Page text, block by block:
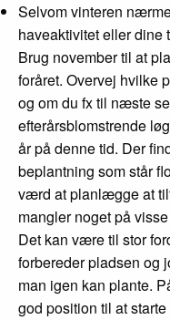
Selvom vinteren
haveaktivitet eller dine
Brug november til at
foråret. Overvej hvilke
og om du fx til næste
efterårsblomstrende
år på denne tid. Der
beplantning som står
værd at planlægge at
mangler noget på
Det kan være til stor
forbereder pladsen og
man igen kan plante.
god position til at